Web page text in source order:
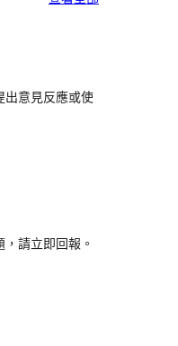
出意見反應或使
請立即回報。